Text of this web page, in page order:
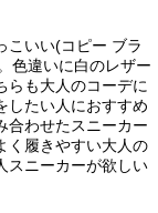
こいい(コピー ブラ
色違いに白のレザー
らも大人のコーデに
したい人におすすめ
合わせたスニーカー
く履きやすい大人の
スニーカーが欲しい